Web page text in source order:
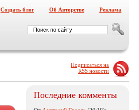
Последние комменты
Создать блог Об Авторстве Реклама
Подписаться на
RSS новости